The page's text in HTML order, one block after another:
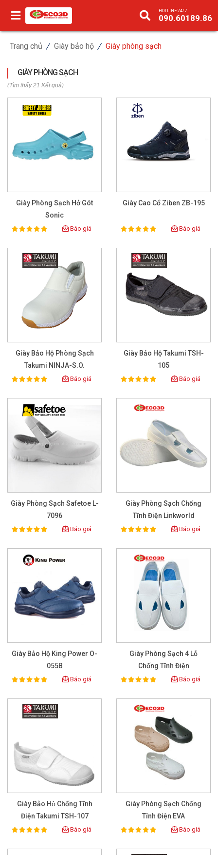
HOTLINE 24/7
090.60189.86
Trang chủ Giày bảo hộ Giày phòng sạch
GIÀY PHÒNG SẠCH
(Tìm thấy 21 Kết quả)
Giày Phòng Sạch Hở Gót
Sonic
Rating:
100% Báo giá
Giày Cao Cổ Ziben ZB-195
Rating:
100% Báo giá
Giày Bảo Hộ Phòng Sạch
Takumi NINJA-S.O.
Rating:
100% Báo giá
Giày Bảo Hộ Takumi TSH-
105
Rating:
100% Báo giá
Giày Phòng Sạch Safetoe L-
7096
Rating:
100% Báo giá
Giày Phòng Sạch Chống
Tĩnh Điện Linkworld
Rating:
100% Báo giá
Giày Bảo Hộ King Power O-
055B
Rating:
100% Báo giá
Giày Phòng Sạch 4 Lỗ
Chống Tĩnh Điện
Rating:
100% Báo giá
Giày Bảo Hộ Chống Tĩnh
Điện Takumi TSH-107
Rating:
100% Báo giá
Giày Phòng Sạch Chống
Tĩnh Điện EVA
Rating:
100% Báo giá